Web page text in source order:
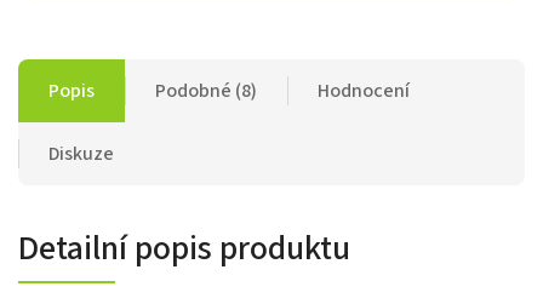
Popis Podobné (8) Hodnocení
Diskuze
Detailní popis produktu